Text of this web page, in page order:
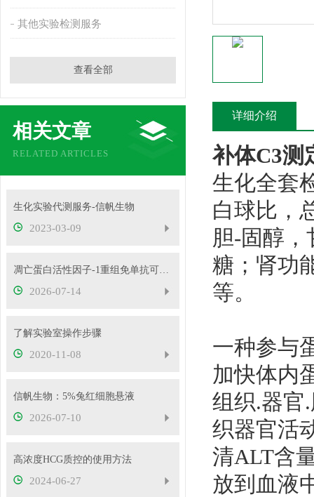
其他实验检测服务
查看全部
相关文章
RELATED ARTICLES
生化实验代测服务-信帆生物
2023-03-09
凋亡蛋白活性因子-1重组免单抗可用于免疫荧光等实验
2026-07-14
了解实验室操作步骤
2020-11-08
信帆生物：5%兔红细胞悬液
2026-07-10
高浓度HCG质控的使用方法
2024-06-27
详细介绍
补体C3测
生化全套
白球比，
胆-固醇
糖；肾功
等。
一种参与
加快体内
组织.器官
织器官活
清ALT含
放到血液